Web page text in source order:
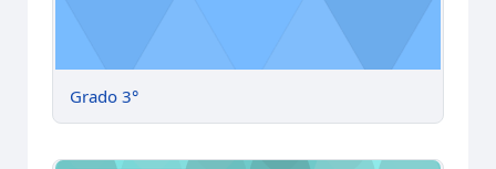
Grado 3°